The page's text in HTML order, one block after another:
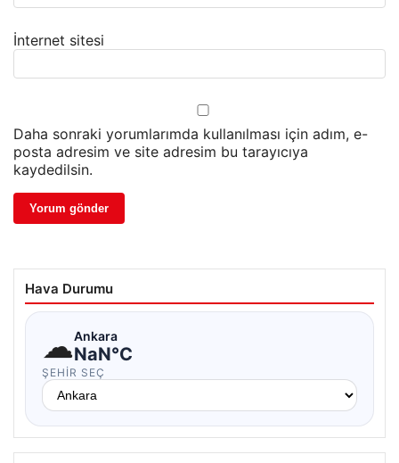
İnternet sitesi
Daha sonraki yorumlarımda kullanılması için adım, e-
posta adresim ve site adresim bu tarayıcıya
kaydedilsin.
Hava Durumu
☁Ankara
NaN°C
ŞEHIR SEÇ